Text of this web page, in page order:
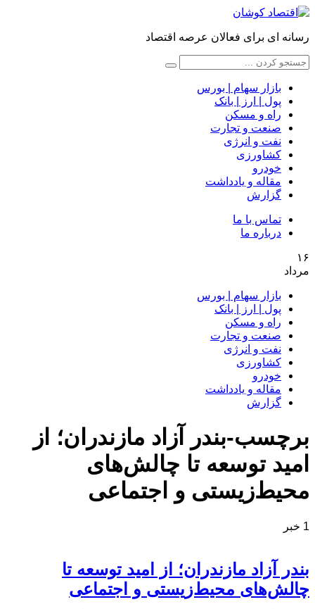
رسانه ای برای فعالان عرصه اقتصاد
بازار سهام | بورس
پول | ارز | بانک
راه و مسکن
صنعت و تجارت
نفت و انرژی
کشاورزی
خودرو
مقاله و یادداشت
گزارش
تماس با ما
درباره ما
۱۶
مرداد
بازار سهام | بورس
پول | ارز | بانک
راه و مسکن
صنعت و تجارت
نفت و انرژی
کشاورزی
خودرو
مقاله و یادداشت
گزارش
برچسب-بندر آزاد مازندران؛ از
امید توسعه تا چالش‌های
محیط‌زیستی و اجتماعی
1 خبر
بندر آزاد مازندران؛ از امید توسعه تا
چالش‌های محیط‌زیستی و اجتماعی